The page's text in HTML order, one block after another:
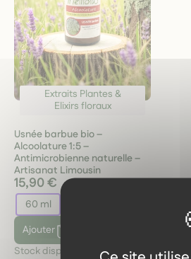
Extraits Plantes &
Elixirs floraux
Usnée barbue bio –
Alcoolature 1:5 –
Antimicrobienne naturelle –
Artisanat Limousin
15,90 €
60 ml
Ajouter
Stock disponible :
5